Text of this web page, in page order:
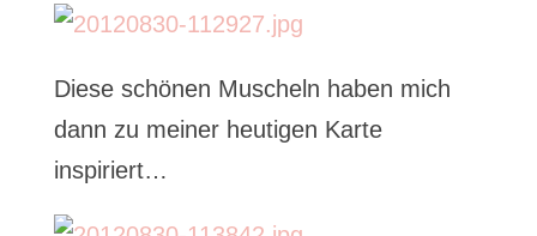
Diese schönen Muscheln haben mich
dann zu meiner heutigen Karte
inspiriert…